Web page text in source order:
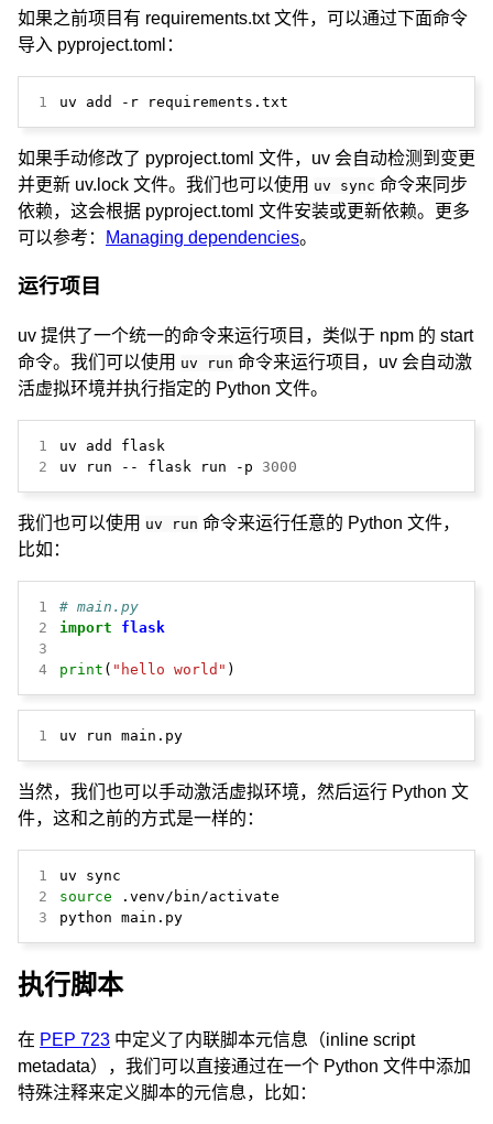
如果之前项目有 requirements.txt 文件，可以通过下面命令
导入 pyproject.toml：
1 uv add -r requirements.txt
如果手动修改了 pyproject.toml 文件，uv 会自动检测到变更
并更新 uv.lock 文件。我们也可以使用 uv sync 命令来同步
依赖，这会根据 pyproject.toml 文件安装或更新依赖。更多
可以参考：
Managing dependencies。
运行项目
uv 提供了一个统一的命令来运行项目，类似于 npm 的 start
命令。我们可以使用 uv run 命令来运行项目，uv 会自动激
活虚拟环境并执行指定的 Python 文件。
1
uv add flask
2
uv run -- flask run -p 3000
我们也可以使用 uv run 命令来运行任意的 Python 文件，
比如：
1
# main.py
2
import
flask
3
4
print ( "hello world" )
1 uv run main.py
当然，我们也可以手动激活虚拟环境，然后运行 Python 文
件，这和之前的方式是一样的：
1
2
source
3
python main.py
执行脚本
在 PEP 723 中定义了内联脚本元信息（inline script
metadata），我们可以直接通过在一个 Python 文件中添加
特殊注释来定义脚本的元信息，比如：